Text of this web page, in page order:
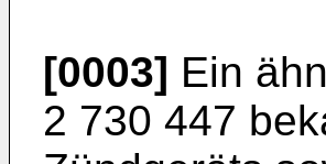
[0003] Ein
2 730 447